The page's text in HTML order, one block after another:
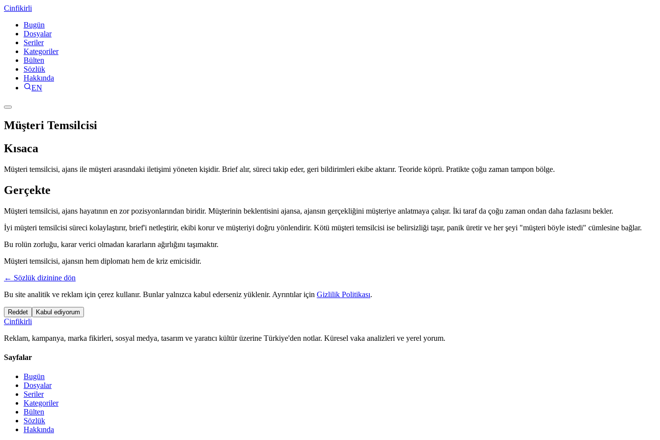
Cinfikirli
Bugün
Dosyalar
Seriler
Kategoriler
Bülten
Sözlük
Hakkında
EN
Müşteri Temsilcisi
Kısaca
Müşteri temsilcisi, ajans ile müşteri arasındaki iletişimi yöneten kişidir. Brief alır, süreci takip eder, geri bildirimleri ekibe aktarır. Teoride köprü. Pratikte çoğu zaman tampon bölge.
Gerçekte
Müşteri temsilcisi, ajans hayatının en zor pozisyonlarından biridir. Müşterinin beklentisini ajansa, ajansın gerçekliğini müşteriye anlatmaya çalışır. İki taraf da çoğu zaman ondan daha fazlasını bekler.
İyi müşteri temsilcisi süreci kolaylaştırır, brief'i netleştirir, ekibi korur ve müşteriyi doğru yönlendirir. Kötü müşteri temsilcisi ise belirsizliği taşır, panik üretir ve her şeyi "müşteri böyle istedi" cümlesine bağlar.
Bu rolün zorluğu, karar verici olmadan kararların ağırlığını taşımaktır.
Müşteri temsilcisi, ajansın hem diplomatı hem de kriz emicisidir.
← Sözlük dizinine dön
Bu site analitik ve reklam için çerez kullanır. Bunlar yalnızca kabul ederseniz yüklenir. Ayrıntılar için Gizlilik Politikası.
Reddet Kabul ediyorum
Cinfikirli
Reklam, kampanya, marka fikirleri, sosyal medya, tasarım ve yaratıcı kültür üzerine Türkiye'den notlar. Küresel vaka analizleri ve yerel yorum.
Sayfalar
Bugün
Dosyalar
Seriler
Kategoriler
Bülten
Sözlük
Hakkında